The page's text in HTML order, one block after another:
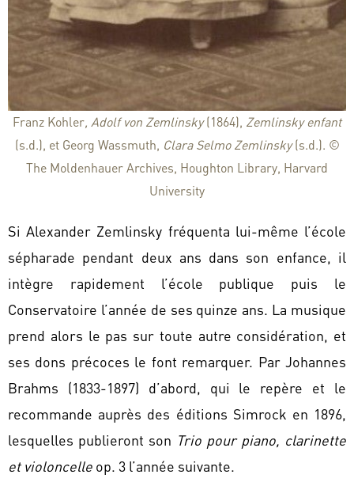
Franz Kohler, Adolf von Zemlinsky(1864), Zemlinsky enfant
(s.d.), et Georg Wassmuth, Clara Selmo Zemlinsky(s.d.). ©
The Moldenhauer Archives, Houghton Library, Harvard
University
Si Alexander Zemlinsky fréquenta lui-même l’école
sépharade pendant deux ans dans son enfance, il
intègre rapidement l’école publique puis le
Conservatoire l’année de ses quinze ans. La musique
prend alors le pas sur toute autre considération, et
ses dons précoces le font remarquer. Par Johannes
Brahms (1833-1897) d’abord, qui le repère et le
recommande auprès des éditions Simrock en 1896,
lesquelles publieront son Trio pour piano, clarinette
et violoncelle op. 3 l’année suivante.